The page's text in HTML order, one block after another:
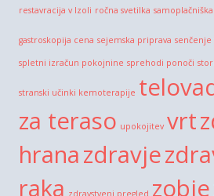
restavracija v Izoli ročna svetilka
gastroskopija cena sejemska priprava senčenje
spletni izračun pokojnine sprehodi ponoči
stranski učinki kemoterapije
za teraso upokojitev vrt
hranazdravje
raka zdravstveni pregled zobje